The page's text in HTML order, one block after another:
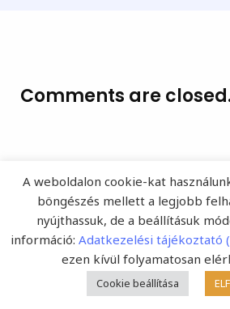
Comments are
Népszerű témák
A weboldalon cookie-kat
böngészés mellett a legjobb
nyújthassuk, de a beállításuk
információ: Adatkezelési tájékoztató
ezen kívül folyamatosan
Cookie beállítása